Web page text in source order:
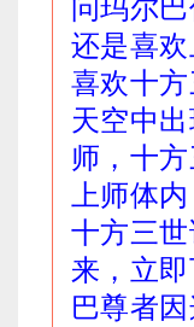
问玛尔
还是喜
喜欢十
天空中
师，十
上师体
十方三
来，立
巴尊者